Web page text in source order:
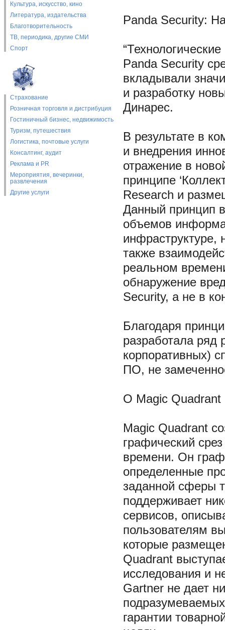
Культура, искусство, кино
Литература, издательства
Благотворительность
ТВ, периодика, другие СМИ
Спорт
Страхование
Розничная торговля и дистрибуция
Гостиничный бизнес, недвижимость
Туризм, путешествия
Логистика, почтовые услуги
Консалтинг, аудит
Реклама и PR
Мероприятия, вечеринки,
развлечения
Другие услуги
Panda Security:
Panda Security
вкладывали
и разработку
Динарес.
В результате в
и внедрения
отражение в
принципе
Research и
Данный принцип
объемов
инфраструктуре,
также
реальном
обнаружение
Security, а не в
Благодаря
разработала ряд
корпоративных)
ПО, не
О Magic Quadrant
Magic Quadrant
графический
времени. Он
определенные
заданной сферы
поддерживает
сервисов,
пользователям
которые
Quadrant
исследования и
Gartner не дает
гарантии